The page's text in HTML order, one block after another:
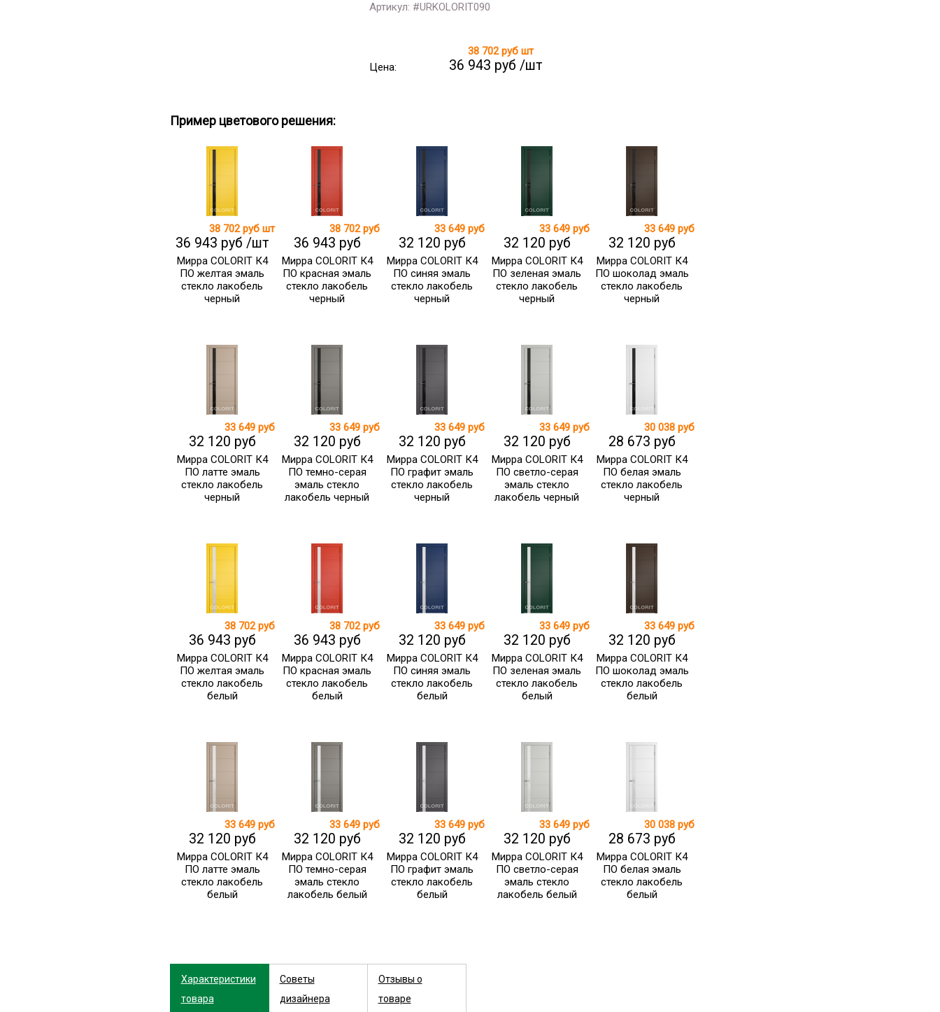
Артикул: #URKOLORIT090
Цена:
38 702 руб шт
36 943 руб /шт
Пример цветового решения:
38 702 руб шт
36 943 руб /шт
Мирра COLORIT К4
ПО желтая эмаль
стекло лакобель
черный
38 702 руб
36 943 руб
Мирра COLORIT К4
ПО красная эмаль
стекло лакобель
черный
33 649 руб
32 120 руб
Мирра COLORIT К4
ПО синяя эмаль
стекло лакобель
черный
33 649 руб
32 120 руб
Мирра COLORIT К4
ПО зеленая эмаль
стекло лакобель
черный
33 649 руб
32 120 руб
Мирра COLORIT К4
ПО шоколад эмаль
стекло лакобель
черный
33 649 руб
32 120 руб
Мирра COLORIT К4
ПО латте эмаль
стекло лакобель
черный
33 649 руб
32 120 руб
Мирра COLORIT К4
ПО темно-серая
эмаль стекло
лакобель черный
33 649 руб
32 120 руб
Мирра COLORIT К4
ПО графит эмаль
стекло лакобель
черный
33 649 руб
32 120 руб
Мирра COLORIT К4
ПО светло-серая
эмаль стекло
лакобель черный
30 038 руб
28 673 руб
Мирра COLORIT К4
ПО белая эмаль
стекло лакобель
черный
38 702 руб
36 943 руб
Мирра COLORIT К4
ПО желтая эмаль
стекло лакобель
белый
38 702 руб
36 943 руб
Мирра COLORIT К4
ПО красная эмаль
стекло лакобель
белый
33 649 руб
32 120 руб
Мирра COLORIT К4
ПО синяя эмаль
стекло лакобель
белый
33 649 руб
32 120 руб
Мирра COLORIT К4
ПО зеленая эмаль
стекло лакобель
белый
33 649 руб
32 120 руб
Мирра COLORIT К4
ПО шоколад эмаль
стекло лакобель
белый
33 649 руб
32 120 руб
Мирра COLORIT К4
ПО латте эмаль
стекло лакобель
белый
33 649 руб
32 120 руб
Мирра COLORIT К4
ПО темно-серая
эмаль стекло
лакобель белый
33 649 руб
32 120 руб
Мирра COLORIT К4
ПО графит эмаль
стекло лакобель
белый
33 649 руб
32 120 руб
Мирра COLORIT К4
ПО светло-серая
эмаль стекло
лакобель белый
30 038 руб
28 673 руб
Мирра COLORIT К4
ПО белая эмаль
стекло лакобель
белый
Характеристики
товара
Советы
дизайнера
Отзывы о
товаре